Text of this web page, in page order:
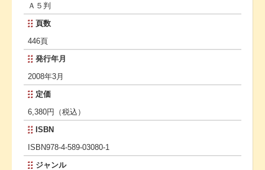
Ａ５判
頁数
446頁
発行年月
2008年3月
定価
6,380円（税込）
ISBN
ISBN978-4-589-03080-1
ジャンル